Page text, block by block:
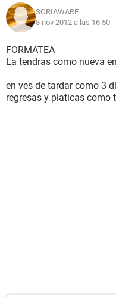
Procesador: Intel Core i7-
Memoria RAM: 8Gb DDR3
DD: 750Gb
S.O. Windows 7 Home
SORIAWARE
8 nov 2012 a las 16:50
FORMATEA
La tendras como nueva
en ves de tardar como 3
regresas y platicas como